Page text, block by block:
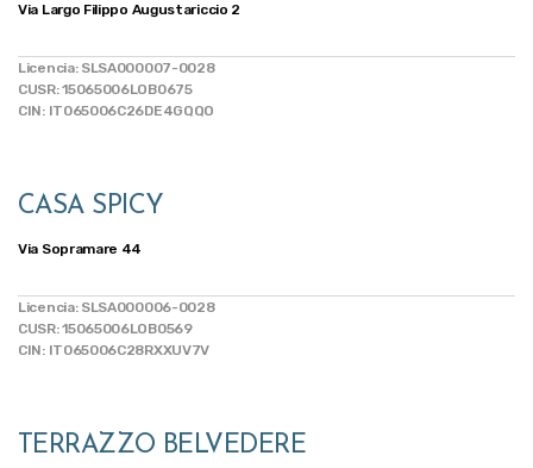
Via Largo Filippo Augustariccio 2
Licencia: SLSA000007-0028
CUSR: 15065006LOB0675
CIN: IT065006C26DE4GQQO
CASA SPICY
Via Sopramare 44
Licencia: SLSA000006-0028
CUSR: 15065006LOB0569
CIN: IT065006C28RXXUV7V
TERRAZZO BELVEDERE